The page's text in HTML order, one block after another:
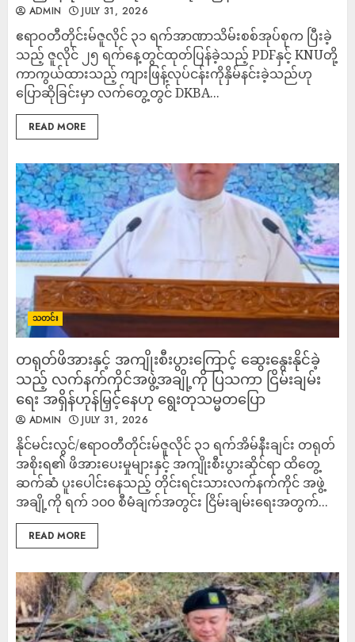
ADMIN JULY 31, 2026
ဧရာဝတီတိုင်းမ်ဇူလိုင် ၃၁ ရက်အာဏာသိမ်းစစ်အုပ်စုက ပြီးခဲ့
သည့် ဇူလိုင် ၂၅ ရက်နေ့တွင်ထုတ်ပြန်ခဲ့သည့် PDFနှင့် KNUတို့
ကာကွယ်ထားသည့် ကျားဖြန့်လုပ်ငန်းကိုနှိမ်နင်းခဲ့သည်ဟု
ပြောဆိုခြင်းမှာ လက်တွေ့တွင် DKBA...
READ MORE
သတင်း
တရုတ်ဖိအားနှင့် အကျိုးစီးပွားကြောင့် ဆွေးနွေးနိုင်ခဲ့
သည့် လက်နက်ကိုင်အဖွဲ့အချို့ကို ပြသကာ ငြိမ်းချမ်း
ရေး အရှိန်ဟုန်မြှင့်နေဟု ရွေးတုသမ္မတပြော
ADMIN JULY 31, 2026
နိုင်မင်းလွင်/ဧရာဝတီတိုင်းမ်ဇူလိုင် ၃၁ ရက်အိမ်နီးချင်း တရုတ်
အစိုးရ၏ ဖိအားပေးမှုများနှင့် အကျိုးစီးပွားဆိုင်ရာ ထိတွေ့
ဆက်ဆံ ပူးပေါင်းနေသည့် တိုင်းရင်းသားလက်နက်ကိုင် အဖွဲ့
အချို့ကို ရက် ၁၀၀ စီမံချက်အတွင်း ငြိမ်းချမ်းရေးအတွက်...
READ MORE